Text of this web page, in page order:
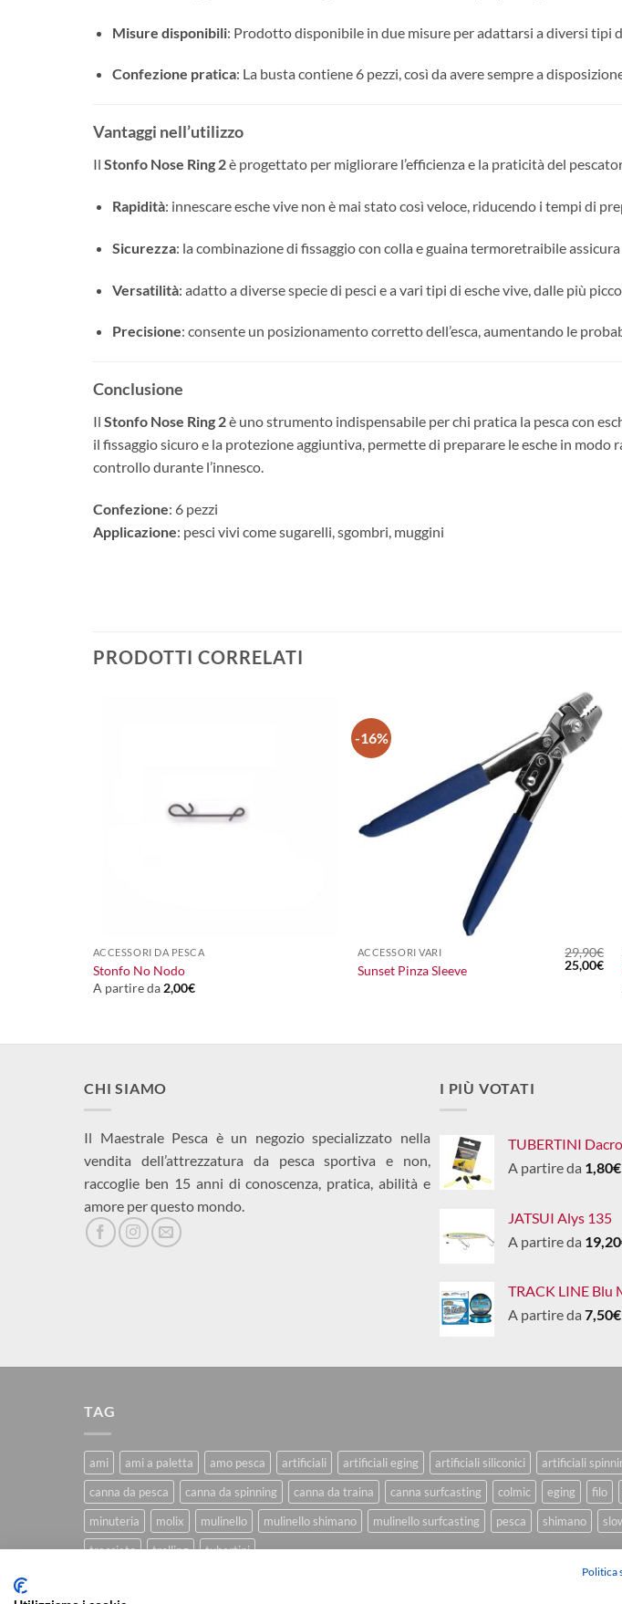
Misure disponibili: Prodotto disponibile in due misure per adattarsi a diversi tipi
Confezione pratica: La busta contiene 6 pezzi, così da avere sempre a
Vantaggi nell’utilizzo
Il Stonfo Nose Ring 2è progettato per migliorare l’efficienza e la praticità del
Rapidità: innescare esche vive non è mai stato così veloce, riducendo i tempi di
Sicurezza: la combinazione di fissaggio con colla e guaina termoretraibile
Versatilità: adatto a diverse specie di pesci e a vari tipi di esche vive, dalle più
Precisione: consente un posizionamento corretto dell’esca, aumentando le
Conclusione
Il Stonfo Nose Ring 2è uno strumento indispensabile per chi pratica la pesca con
il fissaggio sicuro e la protezione aggiuntiva, permette di preparare le esche in
controllo durante l’innesco.
Confezione: 6 pezzi
Applicazione: pesci vivi come sugarelli, sgombri, muggini
PRODOTTI CORRELATI
ACCESSORI DA PESCA
Stonfo No Nodo
A partire da 2,00€
-16%
ACCESSORI VARI
Sunset Pinza Sleeve
29,90€
Il
prezzo
25,00€Il
CHI SIAMO
Il Maestrale Pesca è un negozio specializzato nella
vendita dell’attrezzatura da pesca sportiva e non,
raccoglie ben 15 anni di conoscenza, pratica, abilità e
amore per questo mondo.
I PIÙ VOTATI
TUBERTINI
A partire da 1,80€
JATSUI Alys 135
A partire da 19,20
TRACK LINE Blu
A partire da 7,50€
TAG
ami ami a paletta amo pesca artificiali artificiali eging artificiali siliconici artificiali
canna da pesca
canna da spinning canna da traina canna surfcasting colmic eging filo
minuteria
molix mulinello mulinello shimano mulinello surfcasting pesca shimano
trecciato
trolling tubertini
Politica